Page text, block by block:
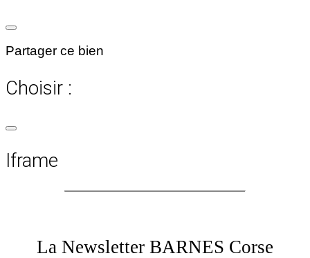
Partager ce bien
Choisir :
Iframe
La Newsletter BARNES Corse